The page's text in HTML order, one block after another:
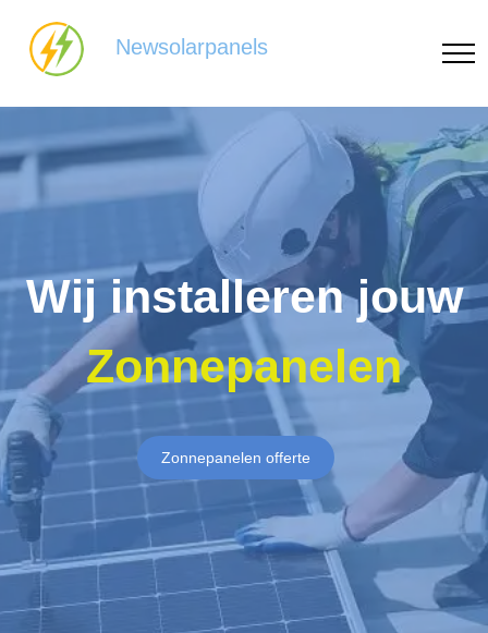
Newsolarpanels
Wij installeren jouw
Zonnepanelen
Zonnepanelen offerte